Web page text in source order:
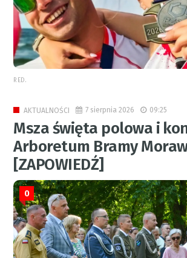
RED.
AKTUALNOŚCI 7 sierpnia 2026 09:25
Msza święta polowa i
Arboretum Bramy
[ZAPOWIEDŹ]
0